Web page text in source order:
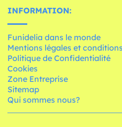
INFORMATION:
Funidelia dans le monde
Mentions légales et
Politique de Confidentialité
Cookies
Zone Entreprise
Sitemap
Qui sommes nous?